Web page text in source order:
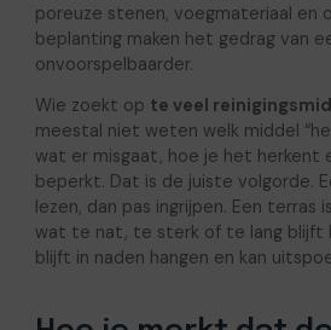
poreuze stenen, voegmateriaal en
beplanting maken het gedrag van
onvoorspelbaarder.
Wie zoekt op te veel
meestal niet weten welk middel
wat er misgaat, hoe je het herkent
beperkt. Dat is de juiste volgorde.
lezen, dan pas ingrijpen. Een terras
wat te nat, te sterk of te lang blijft
blijft in naden hangen en kan